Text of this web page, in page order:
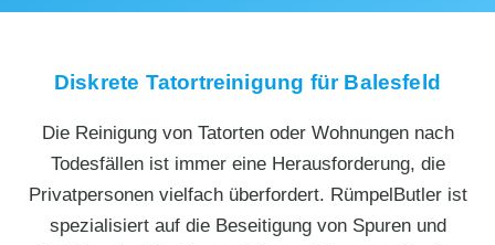
Diskrete Tatortreinigung für Balesfeld
Die Reinigung von Tatorten oder Wohnungen nach
Todesfällen ist immer eine Herausforderung, die
Privatpersonen vielfach überfordert. RümpelButler ist
spezialisiert auf die Beseitigung von Spuren und